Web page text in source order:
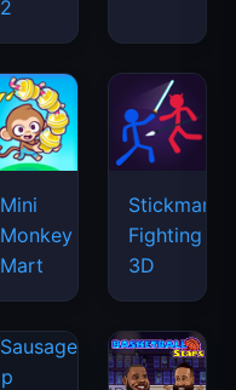
2
Mini
Monkey
Mart
Stickman
Fighting
3D